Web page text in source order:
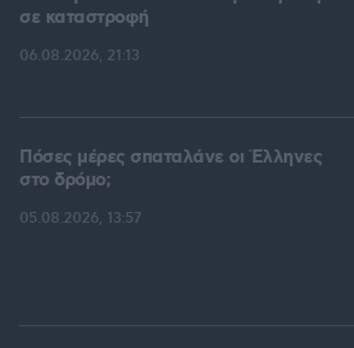
σε καταστροφή
06.08.2026, 21:13
Πόσες μέρες σπαταλάνε οι Έλληνες
στο δρόμο;
05.08.2026, 13:57